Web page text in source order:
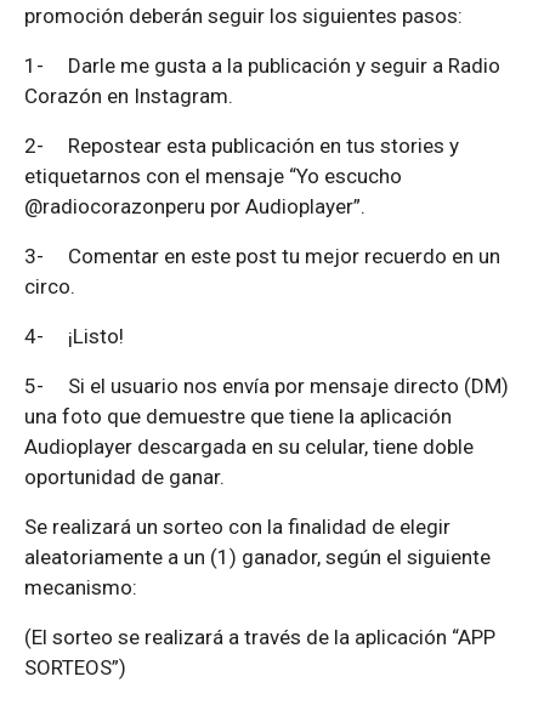
promoción deberán seguir los siguientes pasos:
1- Darle me gusta a la publicación y seguir a Radio
Corazón en Instagram.
2- Repostear esta publicación en tus stories y
etiquetarnos con el mensaje “Yo escucho
@radiocorazonperu por Audioplayer”.
3- Comentar en este post tu mejor recuerdo en un
circo.
4- ¡Listo!
5- Si el usuario nos envía por mensaje directo (DM)
una foto que demuestre que tiene la aplicación
Audioplayer descargada en su celular, tiene doble
oportunidad de ganar.
Se realizará un sorteo con la finalidad de elegir
aleatoriamente a un (1) ganador, según el siguiente
mecanismo:
(El sorteo se realizará a través de la aplicación “APP
SORTEOS”)